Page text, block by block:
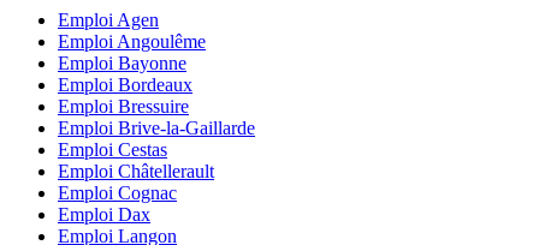
Emploi Agen
Emploi Angoulême
Emploi Bayonne
Emploi Bordeaux
Emploi Bressuire
Emploi Brive-la-Gaillarde
Emploi Cestas
Emploi Châtellerault
Emploi Cognac
Emploi Dax
Emploi Langon